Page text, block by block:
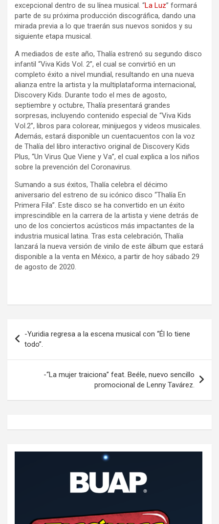
excepcional dentro de su línea musical. “La Luz” formará
parte de su próxima producción discográfica, dando una
mirada previa a lo que traerán sus nuevos sonidos y su
siguiente etapa musical.
A mediados de este año, Thalía estrenó su segundo disco
infantil “Viva Kids Vol. 2”, el cual se convirtió en un
completo éxito a nivel mundial, resultando en una nueva
alianza entre la artista y la multiplataforma internacional,
Discovery Kids. Durante todo el mes de agosto,
septiembre y octubre, Thalía presentará grandes
sorpresas, incluyendo contenido especial de “Viva Kids
Vol.2”, libros para colorear, minijuegos y videos musicales.
Además, estará disponible un cuentacuentos con la voz
de Thalía del libro interactivo original de Discovery Kids
Plus, “Un Virus Que Viene y Va”, el cual explica a los niños
sobre la prevención del Coronavirus.
Sumando a sus éxitos, Thalía celebra el décimo
aniversario del estreno de su icónico disco “Thalía En
Primera Fila”. Este disco se ha convertido en un éxito
imprescindible en la carrera de la artista y viene detrás de
uno de los conciertos acústicos más impactantes de la
industria musical latina. Tras esta celebración, Thalía
lanzará la nueva versión de vinilo de este álbum que estará
disponible a la venta en México, a partir de hoy sábado 29
de agosto de 2020.
de
entradas
-Yuridia regresa a la escena musical con “Él lo tiene
todo”.
-“La mujer traiciona” feat. Beéle, nuevo sencillo
promocional de Lenny Tavárez.